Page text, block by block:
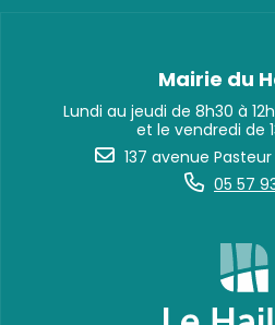
Mairie du
Lundi au jeudi de 8h30 à
et le vendredi de
137 avenue Pasteur
05 57 93